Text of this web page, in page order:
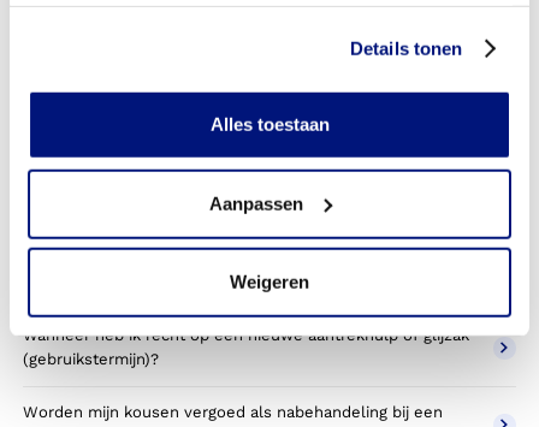
Details tonen
Alles toestaan
Aanpassen
Weigeren
Kan ik ook een extra paar kousen bestellen op eigen
zorgverzekeraar?
Wordt een aan-en/of uittrekhulpmiddel vergoed vanuit de
zorgverzekeraar?
Krijg ik mijn aantrekhulpmiddel in eigendom of bruikleen?
Wanneer heb ik recht op een nieuwe aantrekhulp of glijzak
(gebruikstermijn)?
Worden mijn kousen vergoed als nabehandeling bij een